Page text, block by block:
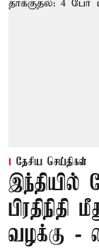
தேசிய செய்திகள்
இந்தியில்
வழக்கு -